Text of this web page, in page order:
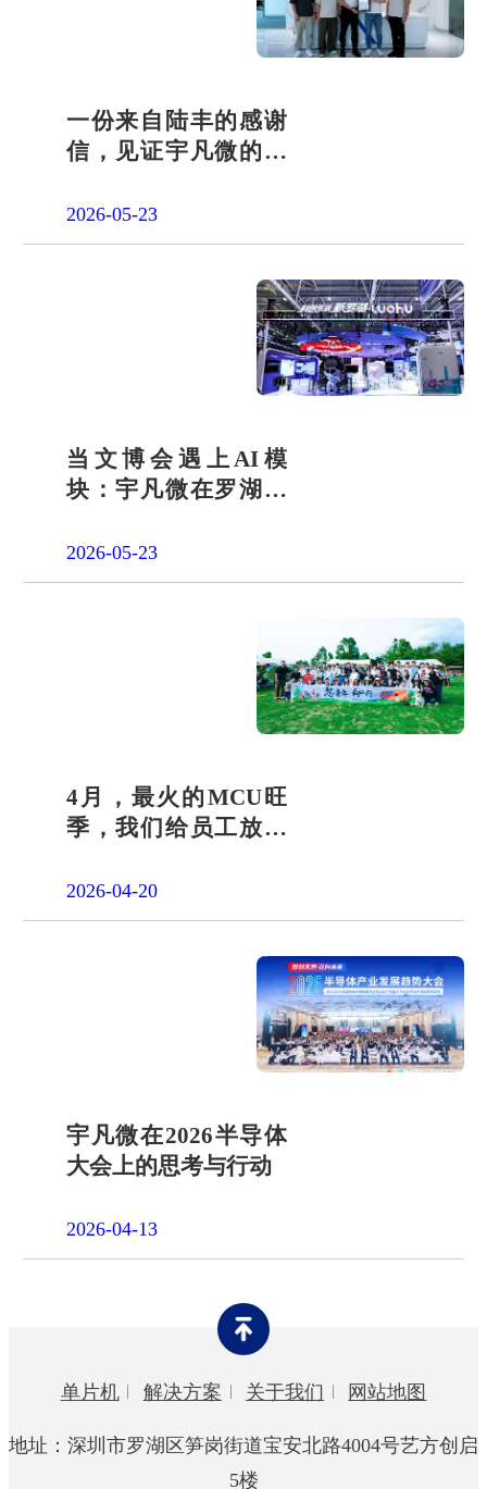
一份来自陆丰的感谢
信，见证宇凡微的社
2026-05-23
当文博会遇上AI模
块：宇凡微在罗湖展
答卷
2026-05-23
4月，最火的MCU旺
季，我们给员工放了
2026-04-20
宇凡微在2026半导体
大会上的思考与行动
2026-04-13
单片机 解决方案 关于我们 网站地图
地址：深圳市罗湖区笋岗街道宝安北路4004号艺方创启
5楼